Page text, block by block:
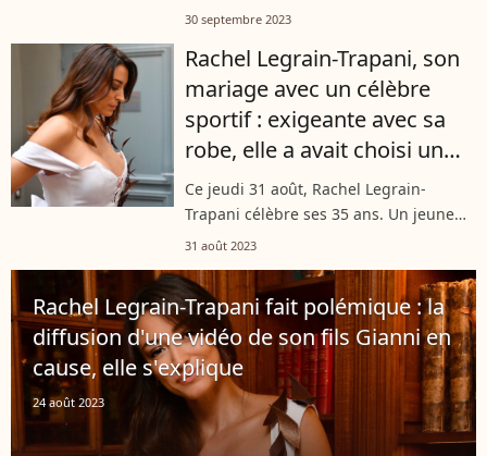
Legrain Trapani ne s'attendait pas à
jugeant ces clichés très dangereux...
30 septembre 2023
Rachel Legrain-Trapani, son
mariage avec un célèbre
sportif : exigeante avec sa
robe, elle a avait choisi un
style près du corps
Ce jeudi 31 août, Rachel Legrain-
Trapani célèbre ses 35 ans. Un jeune
âge auquel elle peut se vanter d'avoir
carrière de Miss et tout ce qui a...
31 août 2023
Rachel Legrain-Trapani fait polémique : la
diffusion d'une vidéo de son fils Gianni en
cause, elle s'explique
24 août 2023